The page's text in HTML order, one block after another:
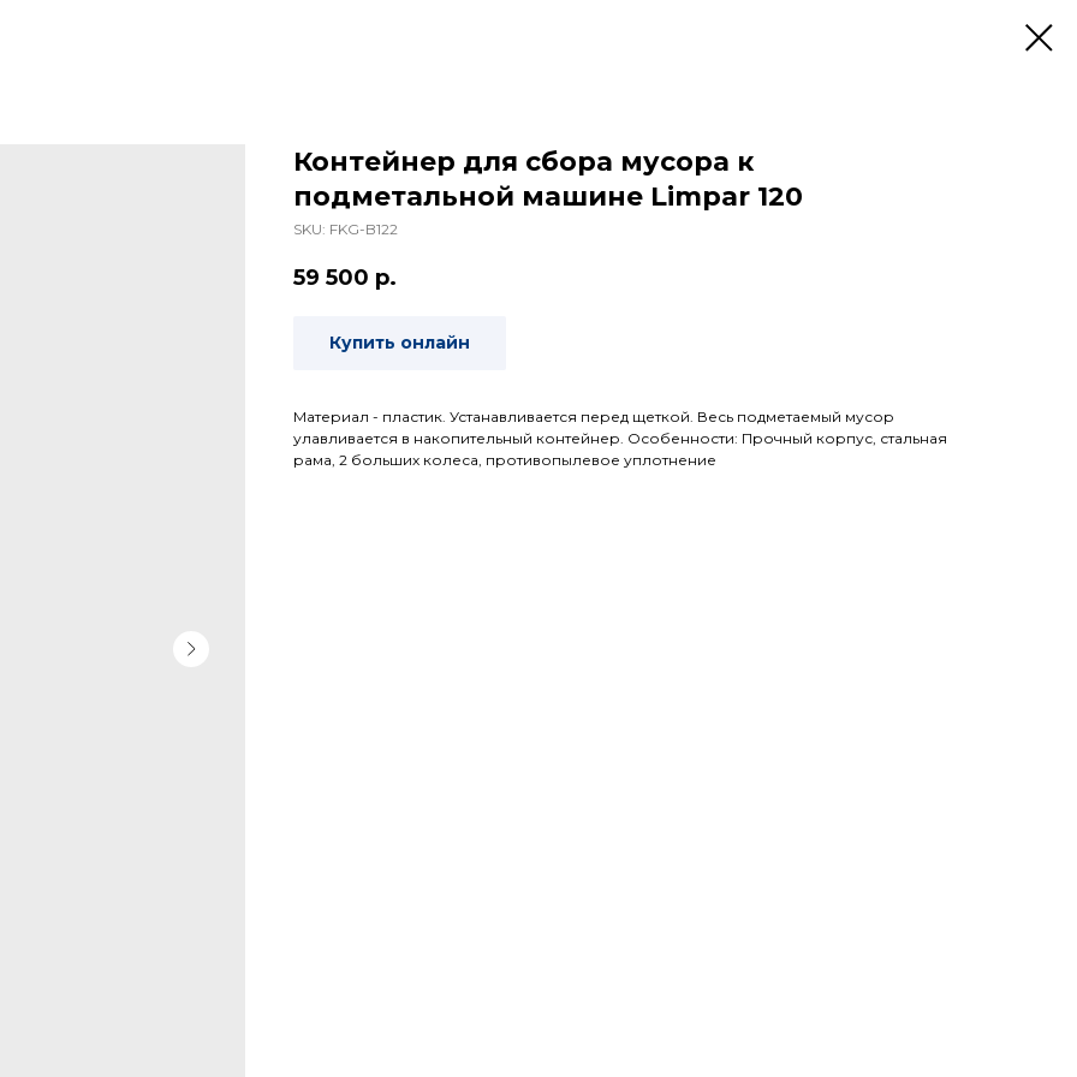
Контейнер для сбора мусора к
подметальной машине Limpar 120
SKU: FKG-B122
59 500 р.
Купить онлайн
Материал - пластик. Устанавливается перед щеткой. Весь подметаемый мусор
улавливается в накопительный контейнер. Особенности: Прочный корпус, стальная
рама, 2 больших колеса, противопылевое уплотнение